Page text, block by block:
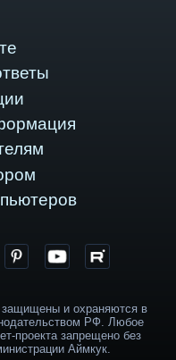
и охраняются в
РФ. Любое
проекта запрещено без
Аймкук.